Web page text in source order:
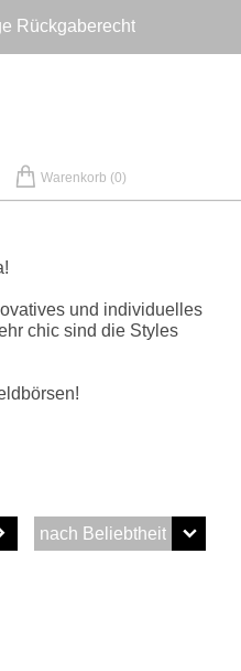
in Deutschland
Warenkorb (0)
und individuelles
chic sind die Styles